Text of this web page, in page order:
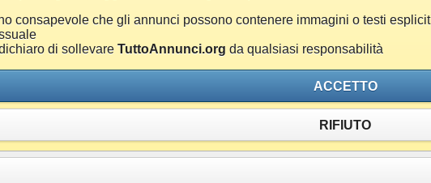
consapevole che gli annunci possono contenere immagini o testi
di sollevare TuttoAnnunci.org da qualsiasi responsabilità
ACCETTO
RIFIUTO